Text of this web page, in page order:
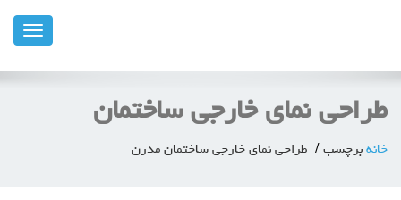
ناوبری
طراحی نمای خارجی ساختمان
خانه برچسب طراحی نمای خارجی ساختمان مدرن